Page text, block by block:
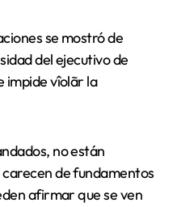
se mostró de
del ejecutivo de
impide vîolãr la
no están
de fundamentos
afirmar que se ven